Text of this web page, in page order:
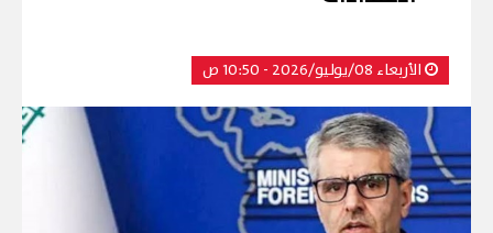
الأربعاء 08/يوليو/2026 - 10:50 ص